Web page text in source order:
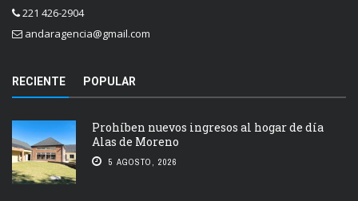
221 426-2904
andaragencia@gmail.com
RECIENTE POPULAR
Prohíben nuevos ingresos al hogar de día
Alas de Moreno
5 AGOSTO, 2026